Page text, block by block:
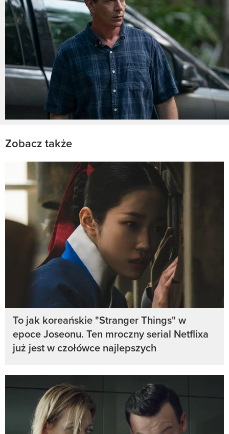
Zobacz także
To jak koreańskie "Stranger Things" w
epoce Joseonu. Ten mroczny serial Netflixa
już jest w czołówce najlepszych